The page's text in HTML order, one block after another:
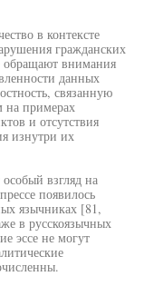
в контексте
гражданских
обращают внимания
данных
связанную
на примерах
и отсутствия
изнутри их
взгляд на
появилось
язычниках [81,
в русскоязычных
эссе не могут